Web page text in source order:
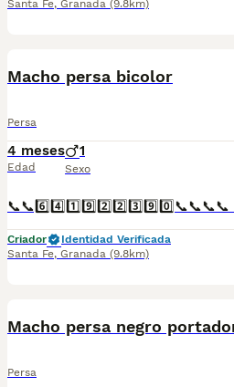
Santa Fe, Granada (9.8km)
Macho persa bicolor
Persa
4 meses
Edad
1
Sexo
Criador
Identidad Verificada
Santa Fe, Granada (9.8km)
Macho persa negro
Persa